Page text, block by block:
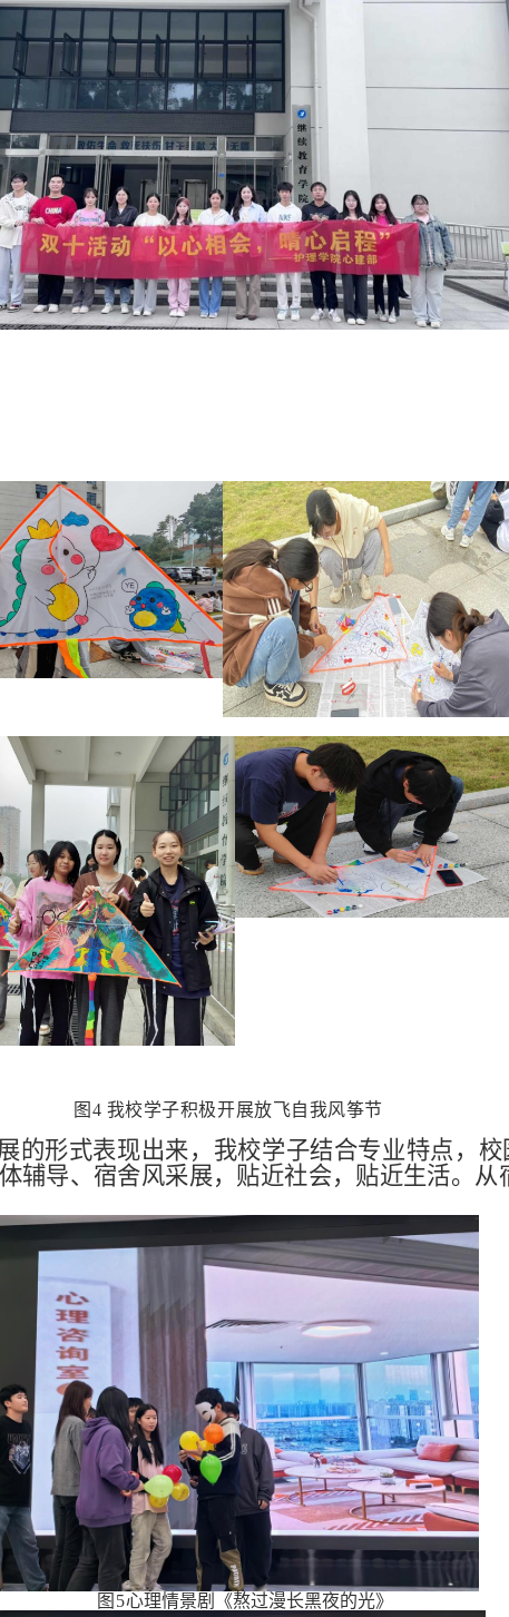
图 4 我校学子积极开展放飞自我风筝节
的形式表现出来，我校学子结合专业特点，
辅导、宿舍风采展，贴近社会，贴近生活。从
图 5心理情景剧 《熬过漫长黑夜的光》